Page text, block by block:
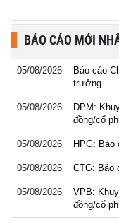
BÁO CÁO MỚI
05/08/2026
Báo cáo
trưởng
05/08/2026
DPM:
đồng/cổ
05/08/2026 HPG: Báo
05/08/2026 CTG: Báo
05/08/2026
VPB:
đồng/cổ